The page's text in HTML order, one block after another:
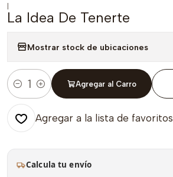
|
La Idea De Tenerte
Mostrar stock de ubicaciones
Cantidad
Agregar al Carro
Agregar a la lista de favoritos
Calcula tu envío